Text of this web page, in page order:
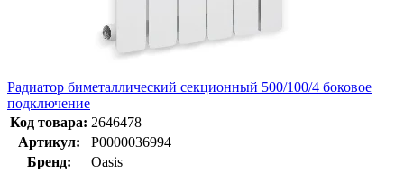
Радиатор биметаллический секционный 500/100/4 боковое
подключение
Код товара: 2646478
Артикул:
Р0000036994
Бренд:
Oasis